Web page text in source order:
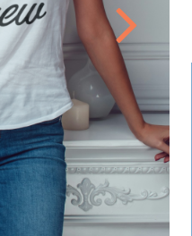
Személyre szabott tolltartó
HOT
Személyre szabott párnák